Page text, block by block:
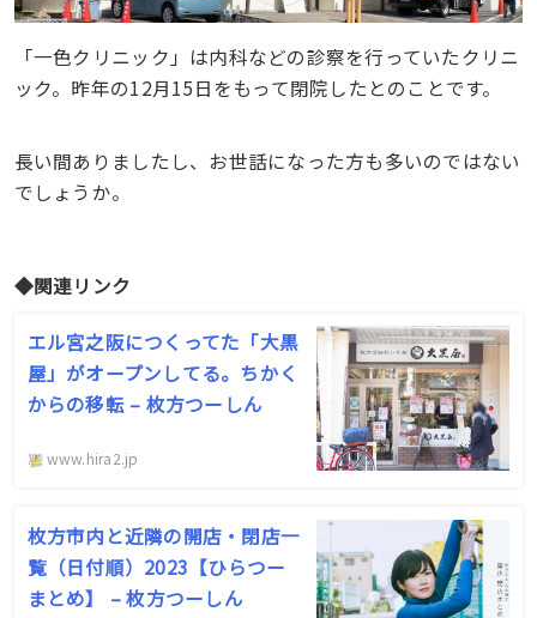
「一色クリニック」は内科などの診察を行っていたクリニ
ック。昨年の12月15日をもって閉院したとのことです。
長い間ありましたし、お世話になった方も多いのではない
でしょうか。
◆関連リンク
エル宮之阪につくってた「大黒
屋」がオープンしてる。ちかく
からの移転 – 枚方つーしん
www.hira2.jp
枚方市内と近隣の開店・閉店一
覧（日付順）2023【ひらつー
まとめ】 – 枚方つーしん